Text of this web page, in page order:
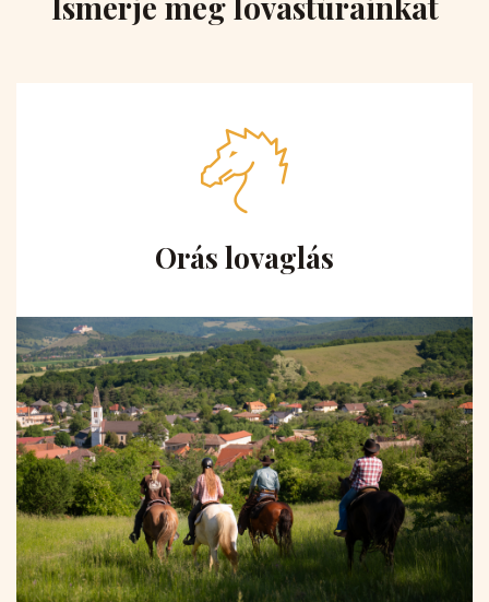
Orás lovaglás